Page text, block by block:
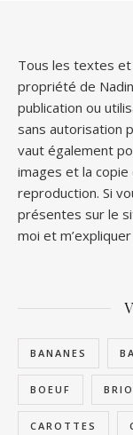
Tous les textes et
propriété de
publication ou
sans autorisation
vaut également
images et la copie
reproduction. Si
présentes sur le
moi et
BANANES
BOEUF
CAROTTES